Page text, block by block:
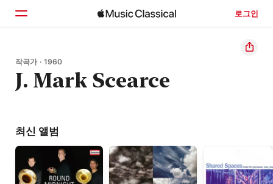
로그인
홈
둘러보기
작곡가 · 1960
J. Mark Scearce
최신 앨범